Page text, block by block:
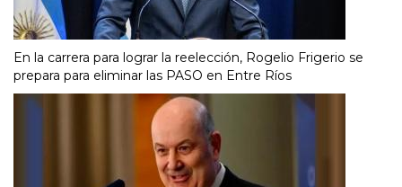
En la carrera para lograr la reelección, Rogelio Frigerio se
prepara para eliminar las PASO en Entre Ríos